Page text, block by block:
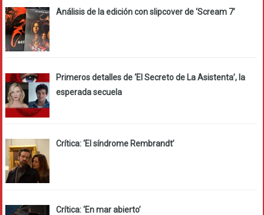
Análisis de la edición con slipcover de ‘Scream 7’
Primeros detalles de ‘El Secreto de La Asistenta’, la
esperada secuela
Crítica: ‘El síndrome Rembrandt’
Crítica: ‘En mar abierto’